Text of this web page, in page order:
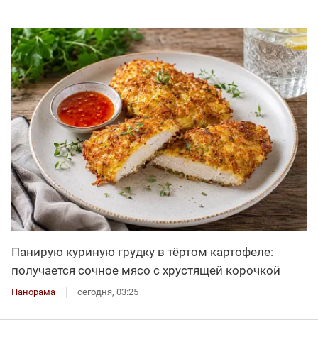
Панирую куриную грудку в тёртом картофеле:
получается сочное мясо с хрустящей корочкой
Панорама сегодня, 03:25